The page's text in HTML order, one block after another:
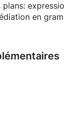
en
et un an